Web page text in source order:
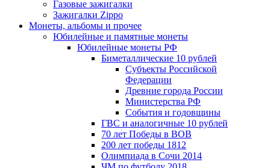
Газовые зажигалки
Зажигалки Zippo
Монеты, альбомы и прочее
Юбилейные и памятные монеты
Юбилейные монеты РФ
Биметаллические 10 рублей
Субъекты Российской
Федерации
Древние города России
Министерства РФ
События и годовщины
ГВС и аналогичные 10 рублей
70 лет Победы в ВОВ
200 лет победы 1812
Олимпиада в Сочи 2014